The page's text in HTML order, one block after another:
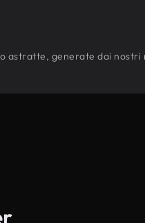
astratte, generate dai